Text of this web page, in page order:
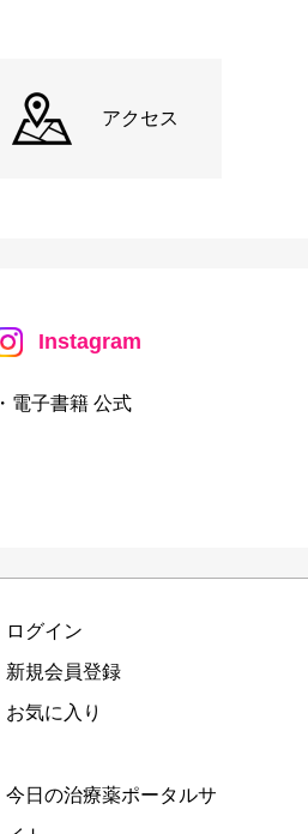
アクセス
Instagram
・電子書籍 公式
ログイン
新規会員登録
お気に入り
今日の治療薬ポータルサ